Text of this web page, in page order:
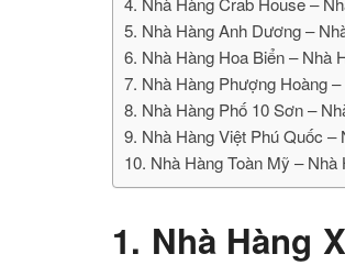
5. Nhà Hàng Anh Dương –
6. Nhà Hàng Hoa Biển – Nhà
7. Nhà Hàng Phượng Hoàng
8. Nhà Hàng Phố 10 Sơn –
9. Nhà Hàng Việt Phú Quốc
10. Nhà Hàng Toàn Mỹ –
1. Nhà Hàng